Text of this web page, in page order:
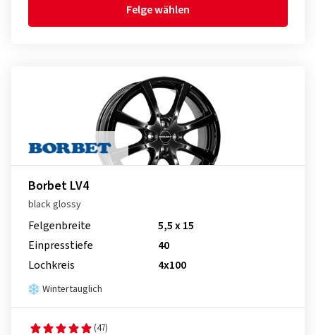
Felge wählen
Borbet LV4
black glossy
Felgenbreite
5,5 x 15
Einpresstiefe
40
Lochkreis
4x100
Wintertauglich
(47)